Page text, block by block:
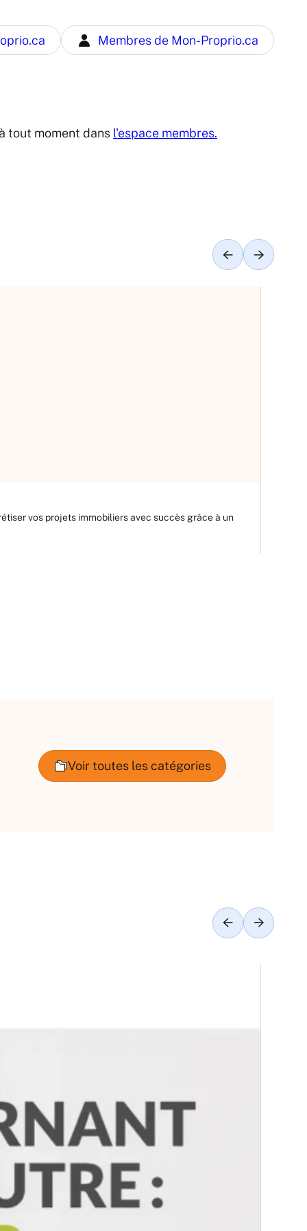
Membres de Mon-Proprio.ca
tout moment dans l'espace membres.
vos projets immobiliers avec succès grâce à un